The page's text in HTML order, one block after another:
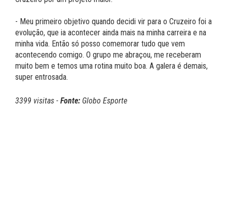
- Meu primeiro objetivo quando decidi vir para o Cruzeiro foi a
evolução, que ia acontecer ainda mais na minha carreira e na
minha vida. Então só posso comemorar tudo que vem
acontecendo comigo. O grupo me abraçou, me receberam
muito bem e temos uma rotina muito boa. A galera é demais,
super entrosada.
3399 visitas - Fonte: Globo Esporte